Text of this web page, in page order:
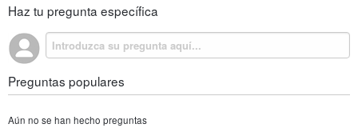
Haz tu pregunta específica
Preguntas populares
Aún no se han hecho preguntas